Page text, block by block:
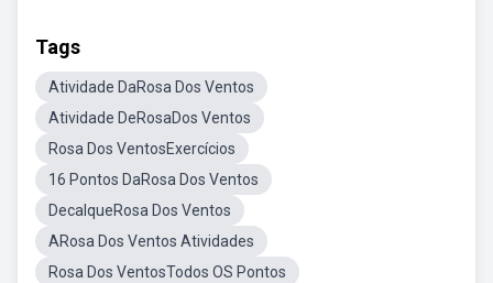
Tags
Atividade DaRosa Dos Ventos
Atividade DeRosaDos Ventos
Rosa Dos VentosExercícios
16 Pontos DaRosa Dos Ventos
DecalqueRosa Dos Ventos
ARosa Dos Ventos Atividades
Rosa Dos VentosTodos OS Pontos